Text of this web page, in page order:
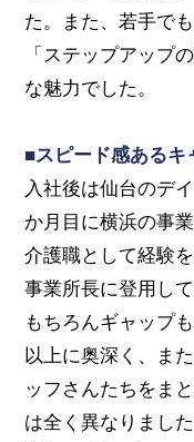
た。また、若手で
「ステップアップ
な魅力でした。
■スピード感ある
入社後は仙台のデ
か月目に横浜の事
介護職として経験
事業所長に登用し
もちろんギャップ
以上に奥深く、ま
ッフさんたちをま
は全く異なりました